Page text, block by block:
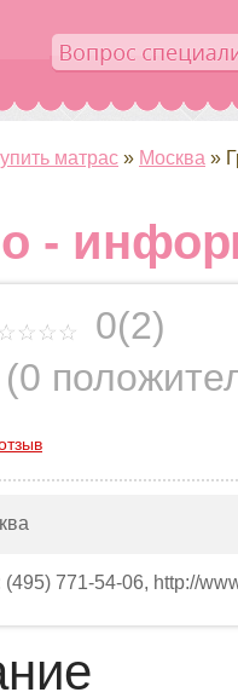
матрас » Москва »
-
0(2)
(0
(495) 771-54-06, http://